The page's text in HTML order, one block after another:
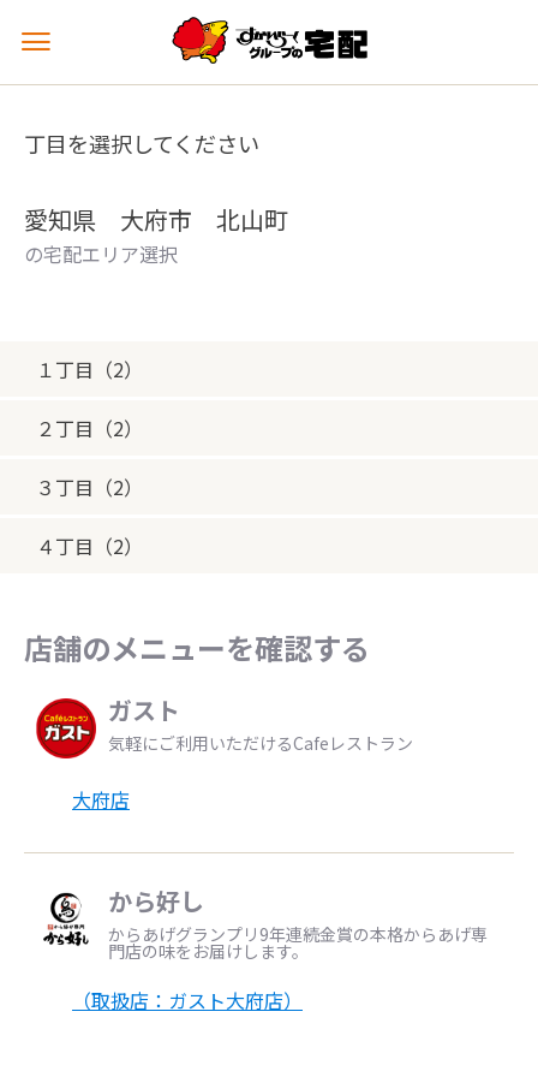
メ
ュ
を
丁目を選択してください
愛知県 大府市 北山町
の宅配エリア選択
１丁目（2）
２丁目（2）
３丁目（2）
４丁目（2）
店舗のメニューを確認する
ガスト
気軽にご利用いただけるCafeレストラン
大府店
から好し
からあげグランプリ9年連続金賞の本格からあげ専
門店の味をお届けします。
（取扱店：ガスト大府店）